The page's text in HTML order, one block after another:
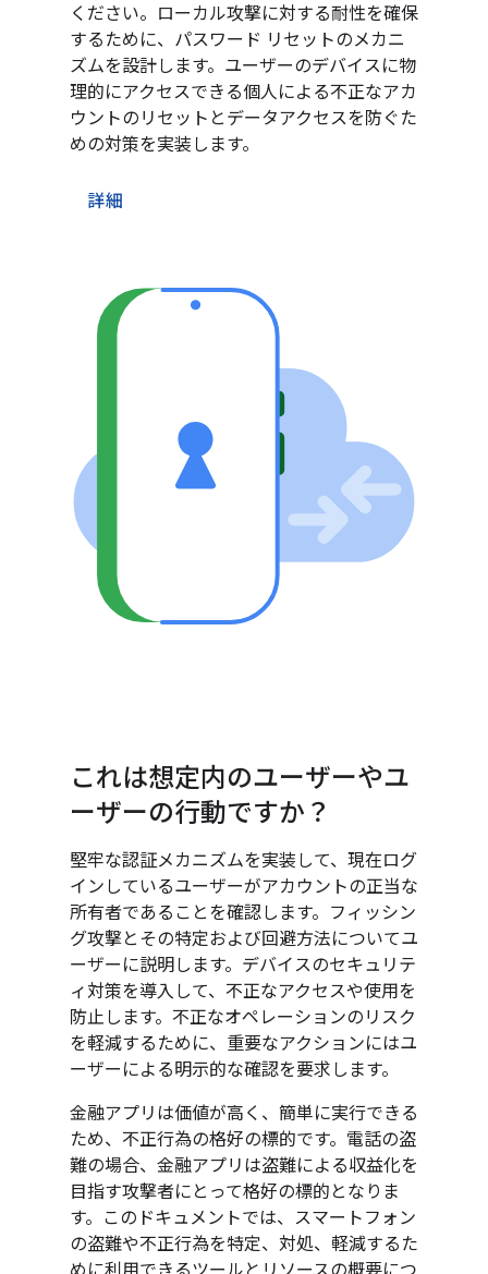
ください。ローカル攻撃に対する耐性を確保
するために、パスワード リセットのメカニ
ズムを設計します。ユーザーのデバイスに物
理的にアクセスできる個人による不正なアカ
ウントのリセットとデータアクセスを防ぐた
めの対策を実装します。
詳細
これは想定内のユーザーやユ
ーザーの行動ですか？
堅牢な認証メカニズムを実装して、現在ログ
インしているユーザーがアカウントの正当な
所有者であることを確認します。フィッシン
グ攻撃とその特定および回避方法についてユ
ーザーに説明します。デバイスのセキュリテ
ィ対策を導入して、不正なアクセスや使用を
防止します。不正なオペレーションのリスク
を軽減するために、重要なアクションにはユ
ーザーによる明示的な確認を要求します。
金融アプリは価値が高く、簡単に実行できる
ため、不正行為の格好の標的です。電話の盗
難の場合、金融アプリは盗難による収益化を
目指す攻撃者にとって格好の標的となりま
す。このドキュメントでは、スマートフォン
の盗難や不正行為を特定、対処、軽減するた